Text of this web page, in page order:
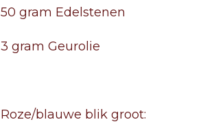
50 gram Edelstenen
3 gram Geurolie
Roze/blauwe blik groot: